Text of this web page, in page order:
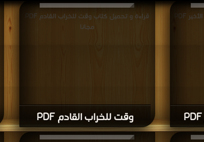
وقت للخراب القادم PDF
قراءة و تحميل كتاب وقت للخراب القادم PDF
مجانا
قراءة و تحميل كتاب اعترافات البيدق الأخير PDF